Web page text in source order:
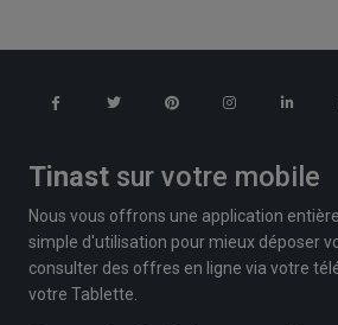
Tinast sur votre mobile
Nous vous offrons une application
simple d'utilisation pour mieux déposer
consulter des offres en ligne via votre
votre Tablette.